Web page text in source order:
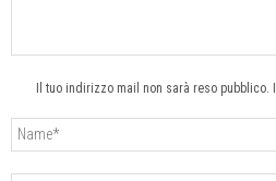
Il tuo indirizzo mail non sarà reso